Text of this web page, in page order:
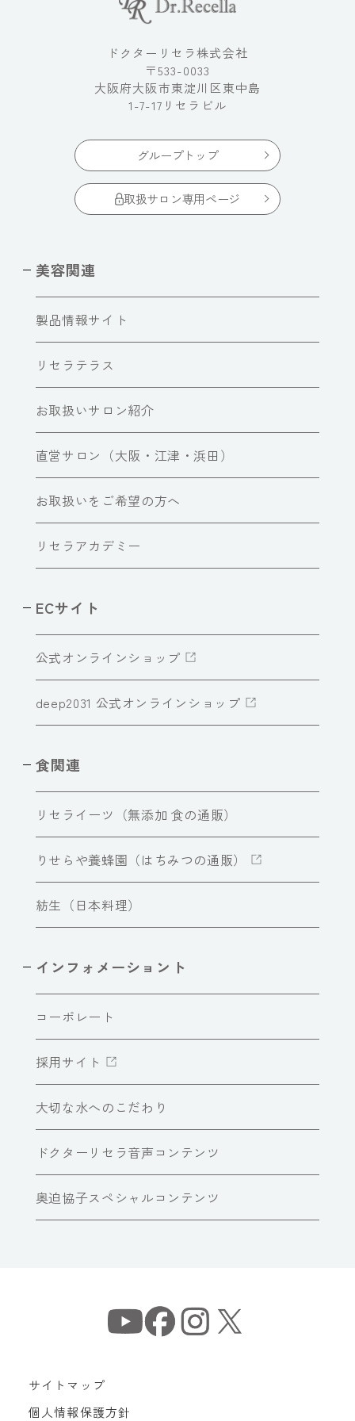
ドクターリセラ株式会社
〒533-0033
大阪府大阪市東淀川区東中島
1-7-17リセラビル
グループトップ
取扱サロン専用ページ
美容関連
製品情報サイト
リセラテラス
お取扱いサロン紹介
直営サロン（大阪・江津・浜田）
お取扱いをご希望の方へ
リセラアカデミー
ECサイト
公式オンラインショップ
deep2031 公式オンラインショップ
食関連
リセライーツ（無添加 食の通販）
りせらや養蜂園（はちみつの通販）
紡生（日本料理）
インフォメーショント
コーポレート
採用サイト
大切な水へのこだわり
ドクターリセラ音声コンテンツ
奥迫協子スペシャルコンテンツ
サイトマップ
個人情報保護方針